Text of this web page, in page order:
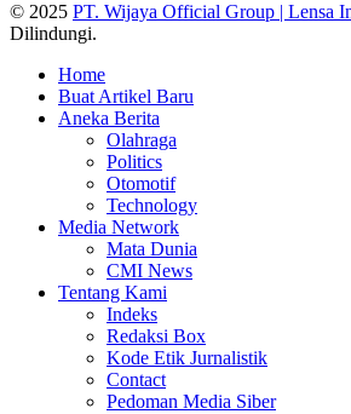
© 2025 PT. Wijaya Official Group | Lensa
Dilindungi.
Home
Buat Artikel Baru
Aneka Berita
Olahraga
Politics
Otomotif
Technology
Media Network
Mata Dunia
CMI News
Tentang Kami
Indeks
Redaksi Box
Kode Etik Jurnalistik
Contact
Pedoman Media Siber